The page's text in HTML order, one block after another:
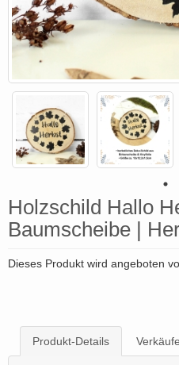
Holzschild Hallo
Baumscheibe |
Dieses Produkt wird angeboten
Produkt-Details